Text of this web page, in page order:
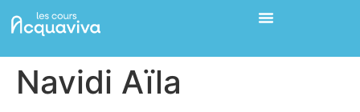
Navidi Aïla